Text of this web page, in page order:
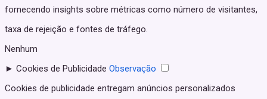
fornecendo insights sobre métricas como número de visitantes,
taxa de rejeição e fontes de tráfego.
Nenhum
► Cookies de Publicidade Observação
Cookies de publicidade entregam anúncios personalizados